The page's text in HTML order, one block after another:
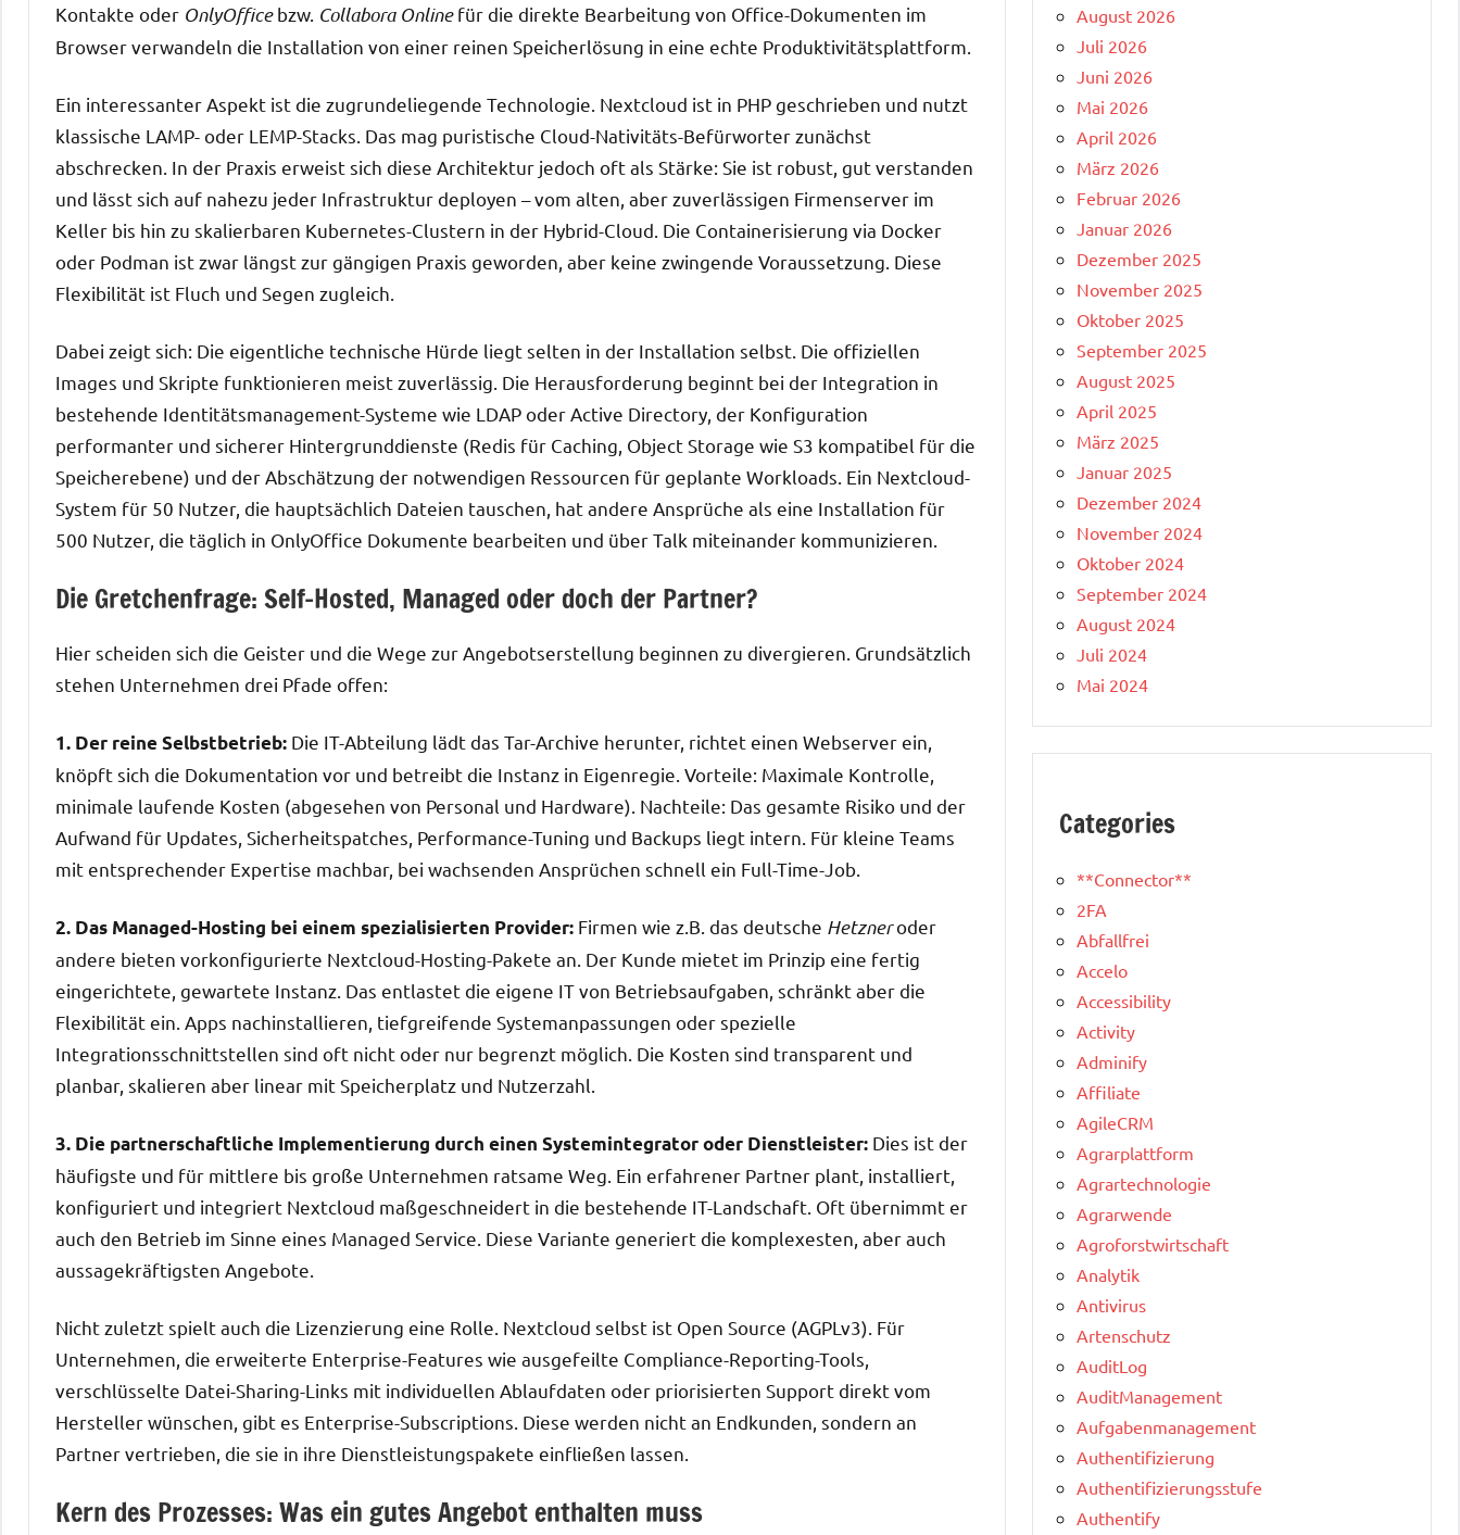
Kontakte oder OnlyOfficebzw. Collabora Onlinefür die direkte Bearbeitung von Office-Dokumenten im
Browser verwandeln die Installation von einer reinen Speicherlösung in eine echte Produktivitätsplattform.
Ein interessanter Aspekt ist die zugrundeliegende Technologie. Nextcloud ist in PHP geschrieben und nutzt
klassische LAMP- oder LEMP-Stacks. Das mag puristische Cloud-Nativitäts-Befürworter zunächst
abschrecken. In der Praxis erweist sich diese Architektur jedoch oft als Stärke: Sie ist robust, gut verstanden
und lässt sich auf nahezu jeder Infrastruktur deployen – vom alten, aber zuverlässigen Firmenserver im
Keller bis hin zu skalierbaren Kubernetes-Clustern in der Hybrid-Cloud. Die Containerisierung via Docker
oder Podman ist zwar längst zur gängigen Praxis geworden, aber keine zwingende Voraussetzung. Diese
Flexibilität ist Fluch und Segen zugleich.
Dabei zeigt sich: Die eigentliche technische Hürde liegt selten in der Installation selbst. Die offiziellen
Images und Skripte funktionieren meist zuverlässig. Die Herausforderung beginnt bei der Integration in
bestehende Identitätsmanagement-Systeme wie LDAP oder Active Directory, der Konfiguration
performanter und sicherer Hintergrunddienste (Redis für Caching, Object Storage wie S3 kompatibel für die
Speicherebene) und der Abschätzung der notwendigen Ressourcen für geplante Workloads. Ein Nextcloud-
System für 50 Nutzer, die hauptsächlich Dateien tauschen, hat andere Ansprüche als eine Installation für
500 Nutzer, die täglich in OnlyOffice Dokumente bearbeiten und über Talk miteinander kommunizieren.
Die Gretchenfrage: Self-Hosted, Managed oder doch der Partner?
Hier scheiden sich die Geister und die Wege zur Angebotserstellung beginnen zu divergieren. Grundsätzlich
stehen Unternehmen drei Pfade offen:
1. Der reine Selbstbetrieb: Die IT-Abteilung lädt das Tar-Archive herunter, richtet einen Webserver ein,
knöpft sich die Dokumentation vor und betreibt die Instanz in Eigenregie. Vorteile: Maximale Kontrolle,
minimale laufende Kosten (abgesehen von Personal und Hardware). Nachteile: Das gesamte Risiko und der
Aufwand für Updates, Sicherheitspatches, Performance-Tuning und Backups liegt intern. Für kleine Teams
mit entsprechender Expertise machbar, bei wachsenden Ansprüchen schnell ein Full-Time-Job.
2. Das Managed-Hosting bei einem spezialisierten Provider: Firmen wie z.B. das deutsche Hetzneroder
andere bieten vorkonfigurierte Nextcloud-Hosting-Pakete an. Der Kunde mietet im Prinzip eine fertig
eingerichtete, gewartete Instanz. Das entlastet die eigene IT von Betriebsaufgaben, schränkt aber die
Flexibilität ein. Apps nachinstallieren, tiefgreifende Systemanpassungen oder spezielle
Integrationsschnittstellen sind oft nicht oder nur begrenzt möglich. Die Kosten sind transparent und
planbar, skalieren aber linear mit Speicherplatz und Nutzerzahl.
3. Die partnerschaftliche Implementierung durch einen Systemintegrator oder Dienstleister: Dies ist der
häufigste und für mittlere bis große Unternehmen ratsame Weg. Ein erfahrener Partner plant, installiert,
konfiguriert und integriert Nextcloud maßgeschneidert in die bestehende IT-Landschaft. Oft übernimmt er
auch den Betrieb im Sinne eines Managed Service. Diese Variante generiert die komplexesten, aber auch
aussagekräftigsten Angebote.
Nicht zuletzt spielt auch die Lizenzierung eine Rolle. Nextcloud selbst ist Open Source (AGPLv3). Für
Unternehmen, die erweiterte Enterprise-Features wie ausgefeilte Compliance-Reporting-Tools,
verschlüsselte Datei-Sharing-Links mit individuellen Ablaufdaten oder priorisierten Support direkt vom
Hersteller wünschen, gibt es Enterprise-Subscriptions. Diese werden nicht an Endkunden, sondern an
Partner vertrieben, die sie in ihre Dienstleistungspakete einfließen lassen.
Kern des Prozesses: Was ein gutes Angebot enthalten muss
August 2026
Juli 2026
Juni 2026
Mai 2026
April 2026
März 2026
Februar 2026
Januar 2026
Dezember 2025
November 2025
Oktober 2025
September 2025
August 2025
April 2025
März 2025
Januar 2025
Dezember 2024
November 2024
Oktober 2024
September 2024
August 2024
Juli 2024
Mai 2024
Categories
**Connector**
2FA
Abfallfrei
Accelo
Accessibility
Activity
Adminify
Affiliate
AgileCRM
Agrarplattform
Agrartechnologie
Agrarwende
Agroforstwirtschaft
Analytik
Antivirus
Artenschutz
AuditLog
AuditManagement
Aufgabenmanagement
Authentifizierung
Authentifizierungsstufe
Authentify